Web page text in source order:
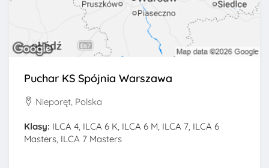
Puchar KS Spójnia Warszawa
Nieporęt, Polska
Klasy: ILCA 4, ILCA 6 K, ILCA 6 M, ILCA 7, ILCA 6
Masters, ILCA 7 Masters